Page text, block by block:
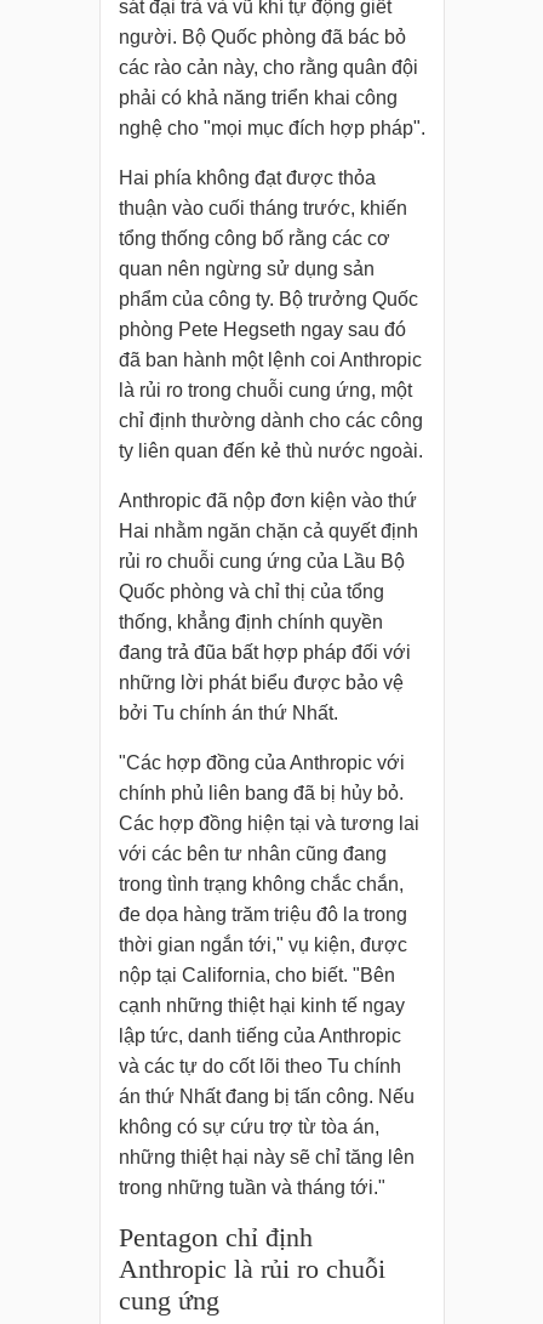
sát đại trà và vũ khí tự động giết
người. Bộ Quốc phòng đã bác bỏ
các rào cản này, cho rằng quân đội
phải có khả năng triển khai công
nghệ cho "mọi mục đích hợp pháp".
Hai phía không đạt được thỏa
thuận vào cuối tháng trước, khiến
tổng thống công bố rằng các cơ
quan nên ngừng sử dụng sản
phẩm của công ty. Bộ trưởng Quốc
phòng Pete Hegseth ngay sau đó
đã ban hành một lệnh coi Anthropic
là rủi ro trong chuỗi cung ứng, một
chỉ định thường dành cho các công
ty liên quan đến kẻ thù nước ngoài.
Anthropic đã nộp đơn kiện vào thứ
Hai nhằm ngăn chặn cả quyết định
rủi ro chuỗi cung ứng của Lầu Bộ
Quốc phòng và chỉ thị của tổng
thống, khẳng định chính quyền
đang trả đũa bất hợp pháp đối với
những lời phát biểu được bảo vệ
bởi Tu chính án thứ Nhất.
"Các hợp đồng của Anthropic với
chính phủ liên bang đã bị hủy bỏ.
Các hợp đồng hiện tại và tương lai
với các bên tư nhân cũng đang
trong tình trạng không chắc chắn,
đe dọa hàng trăm triệu đô la trong
thời gian ngắn tới," vụ kiện, được
nộp tại California, cho biết. "Bên
cạnh những thiệt hại kinh tế ngay
lập tức, danh tiếng của Anthropic
và các tự do cốt lõi theo Tu chính
án thứ Nhất đang bị tấn công. Nếu
không có sự cứu trợ từ tòa án,
những thiệt hại này sẽ chỉ tăng lên
trong những tuần và tháng tới."
Pentagon chỉ định
Anthropic là rủi ro chuỗi
cung ứng